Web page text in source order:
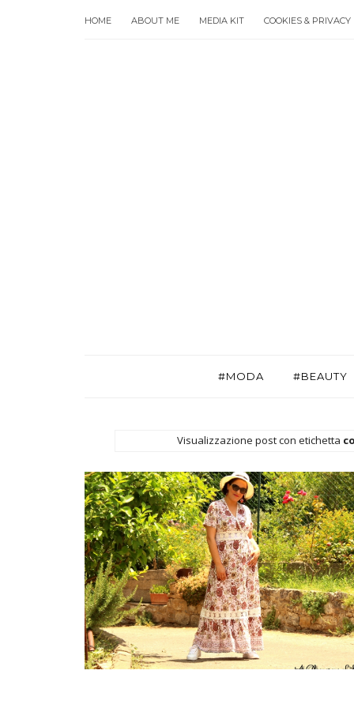
HOME ABOUT ME MEDIA KIT COOKIES & PRIVACY
#MODA #BEAUTY
Visualizzazione post con etichetta